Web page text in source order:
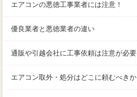
エアコンの悪徳工事業者には注意！
優良業者と悪徳業者の違い
通販や引越会社に工事依頼は注意が必要
エアコン取外・処分はどこに頼むべきか